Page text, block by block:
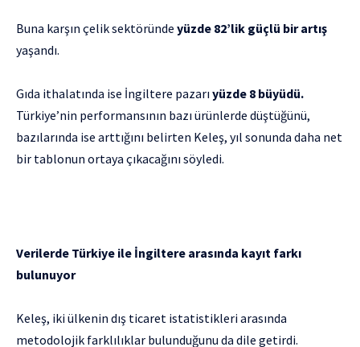
Buna karşın çelik sektöründe yüzde 82’lik güçlü bir artış
yaşandı.
Gıda ithalatında ise İngiltere pazarıyüzde 8 büyüdü.
Türkiye’nin performansının bazı ürünlerde düştüğünü,
bazılarında ise arttığını belirten Keleş, yıl sonunda daha net
bir tablonun ortaya çıkacağını söyledi.
Verilerde Türkiye ile İngiltere arasında kayıt farkı
bulunuyor
Keleş, iki ülkenin dış ticaret istatistikleri arasında
metodolojik farklılıklar bulunduğunu da dile getirdi.